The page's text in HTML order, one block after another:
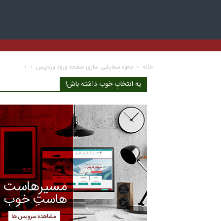
خانه نحوه سفارشی سازی صفحه ورود وردپرس 1
یه انتخابِ خوب داشته باش!